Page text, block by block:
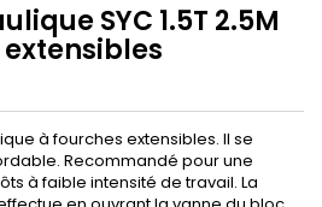
SYC 1.5T 2.5M
à fourches extensibles. Il se
Recommandé pour une
à faible intensité de travail. La